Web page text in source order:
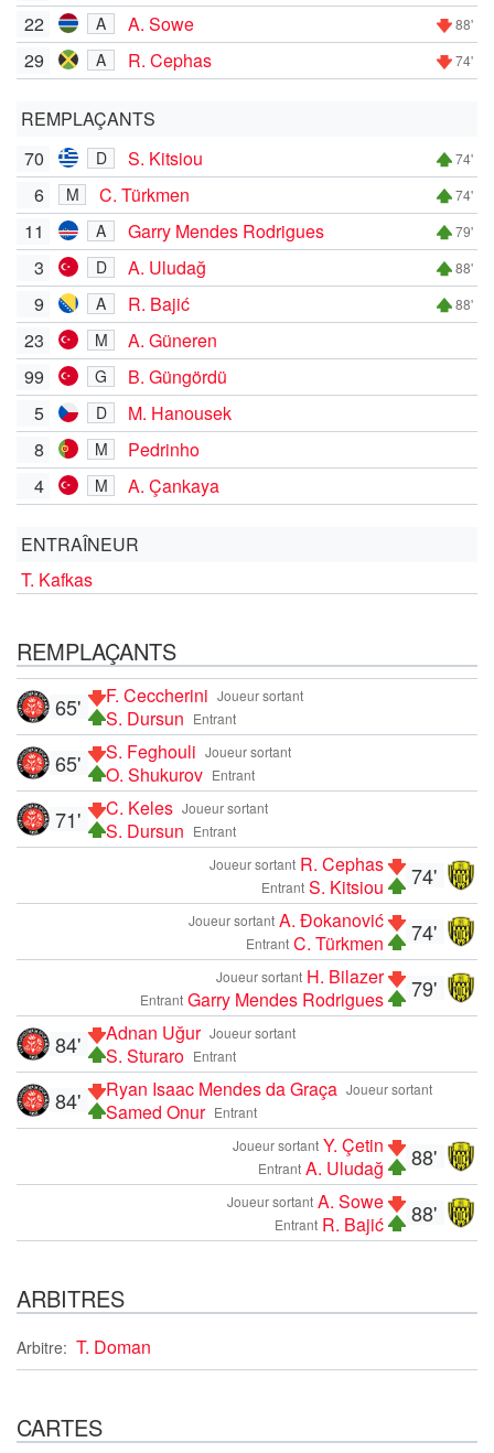
22 A A. Sowe 88'
29 A R. Cephas 74'
REMPLAÇANTS
70
D S. Kitsiou 74'
6 M C. Türkmen 74'
11 A Garry Mendes Rodrigues 79'
3 D A. Uludağ 88'
9 A R. Bajić 88'
23 M
A. Güneren
99
G
B. Güngördü
5
D
M. Hanousek
8
M
Pedrinho
4
M A. Çankaya
ENTRAÎNEUR
T. Kafkas
REMPLAÇANTS
Joueur sortant
F. Ceccherini
Entrant
S. Dursun
65'
Joueur sortant
S. Feghouli
Entrant
O. Shukurov
65'
Joueur sortant
C. Keles
Entrant
S. Dursun
71'
74'
Joueur sortant R. Cephas
Entrant S. Kitsiou
74'
Joueur sortant A. Đokanović
Entrant C. Türkmen
79'
Joueur sortant H. Bilazer
Entrant Garry Mendes Rodrigues
Joueur sortant
Adnan Uğur
Entrant
S. Sturaro
84'
Joueur sortant
Ryan Isaac Mendes da Graça
Entrant
Samed Onur
84'
88'
Joueur sortant Y. Çetin
Entrant A. Uludağ
88'
Joueur sortant A. Sowe
Entrant R. Bajić
ARBITRES
Arbitre: T. Doman
CARTES